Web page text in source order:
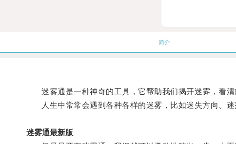
简介
迷雾通是一种神奇的工具，它帮助我们揭开迷雾，看清
人生中常常会遇到各种各样的迷雾，比如迷失方向、迷
迷雾通最新版